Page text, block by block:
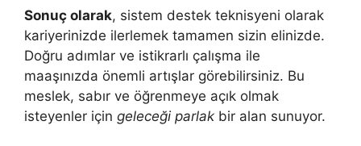
Sonuç olarak, sistem destek teknisyeni olarak
kariyerinizde ilerlemek tamamen sizin elinizde.
Doğru adımlar ve istikrarlı çalışma ile
maaşınızda önemli artışlar görebilirsiniz. Bu
meslek, sabır ve öğrenmeye açık olmak
isteyenler için geleceği parlak bir alan sunuyor.